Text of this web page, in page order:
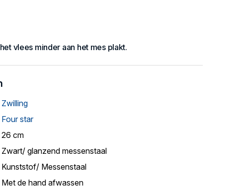
vlees minder aan het mes plakt.
Zwilling
Four star
26 cm
Zwart/ glanzend messenstaal
Kunststof/ Messenstaal
Met de hand afwassen